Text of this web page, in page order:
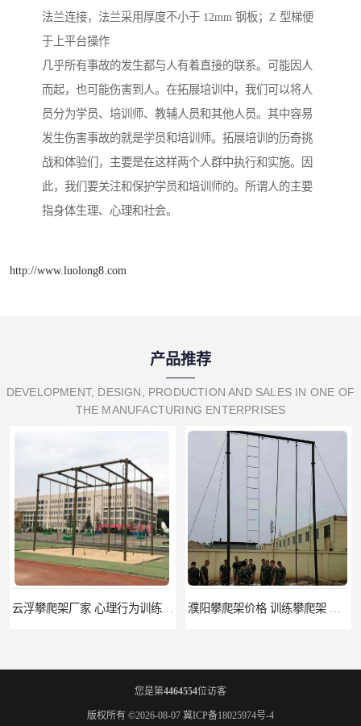
法兰连接，法兰采用厚度不小于 12mm 钢板；Z 型梯便
于上平台操作
几乎所有事故的发生都与人有着直接的联系。可能因人
而起，也可能伤害到人。在拓展培训中，我们可以将人
员分为学员、培训师、教辅人员和其他人员。其中容易
发生伤害事故的就是学员和培训师。拓展培训的历奇挑
战和体验们，主要是在这样两个人群中执行和实施。因
此，我们要关注和保护学员和培训师的。所谓人的主要
指身体生理、心理和社会。
http://www.luolong8.com
产品推荐
DEVELOPMENT, DESIGN, PRODUCTION AND SALES IN ONE OF
THE MANUFACTURING ENTERPRISES
濮阳攀爬架价格 训练攀爬架 批发价格 宁德攀爬架参数 爬绳架 量大优惠
您是第4464554位访客
版权所有 ©2026-08-07 冀ICP备18025974号-4